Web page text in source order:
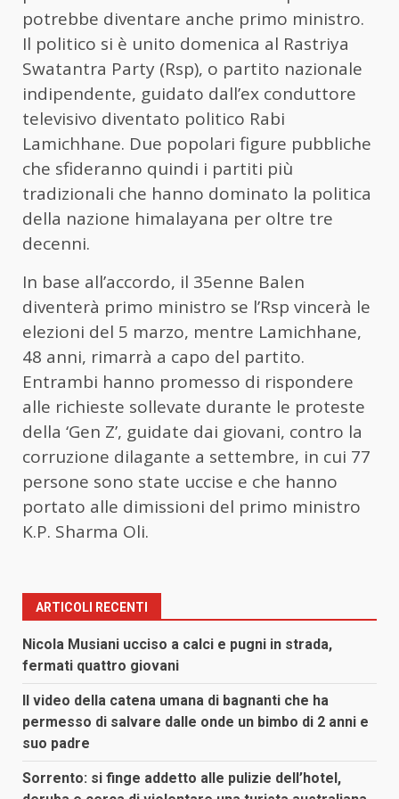
potrebbe diventare anche primo ministro.
Il politico si è unito domenica al Rastriya
Swatantra Party (Rsp), o partito nazionale
indipendente, guidato dall’ex conduttore
televisivo diventato politico Rabi
Lamichhane. Due popolari figure pubbliche
che sfideranno quindi i partiti più
tradizionali che hanno dominato la politica
della nazione himalayana per oltre tre
decenni.
In base all’accordo, il 35enne Balen
diventerà primo ministro se l’Rsp vincerà le
elezioni del 5 marzo, mentre Lamichhane,
48 anni, rimarrà a capo del partito.
Entrambi hanno promesso di rispondere
alle richieste sollevate durante le proteste
della ‘Gen Z’, guidate dai giovani, contro la
corruzione dilagante a settembre, in cui 77
persone sono state uccise e che hanno
portato alle dimissioni del primo ministro
K.P. Sharma Oli.
ARTICOLI RECENTI
Nicola Musiani ucciso a calci e pugni in strada,
fermati quattro giovani
Il video della catena umana di bagnanti che ha
permesso di salvare dalle onde un bimbo di 2 anni e
suo padre
Sorrento: si finge addetto alle pulizie dell’hotel,